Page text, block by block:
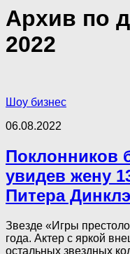
Архив по
2022
Шоу бизнес
06.08.2022
увидев жену
Питера
Звезде «Игры
года. Актер с яркой
остальных звездных